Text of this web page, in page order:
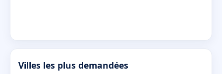
Villes les plus demandées